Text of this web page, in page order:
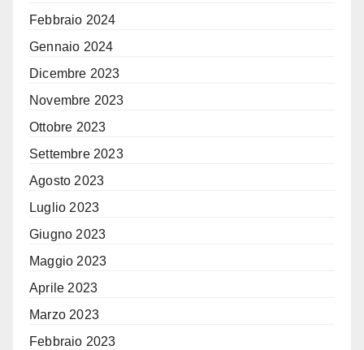
Febbraio 2024
Gennaio 2024
Dicembre 2023
Novembre 2023
Ottobre 2023
Settembre 2023
Agosto 2023
Luglio 2023
Giugno 2023
Maggio 2023
Aprile 2023
Marzo 2023
Febbraio 2023